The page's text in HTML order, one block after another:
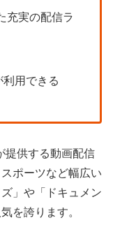
充実の配信ラ
用できる
提供する動画配信
ポーツなど幅広い
」や「ドキュメン
を誇ります。